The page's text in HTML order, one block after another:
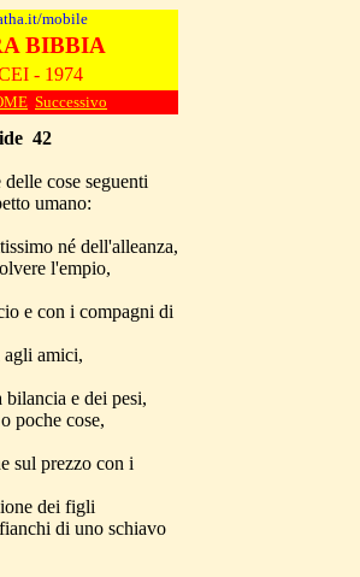
mobile
BIBBIA
- 1974
Successivo
42
cose seguenti
umano:
né dell'alleanza,
l'empio,
e con i compagni di
agli amici,
bilancia e dei pesi,
poche cose,
sul prezzo con i
dei figli
di uno schiavo